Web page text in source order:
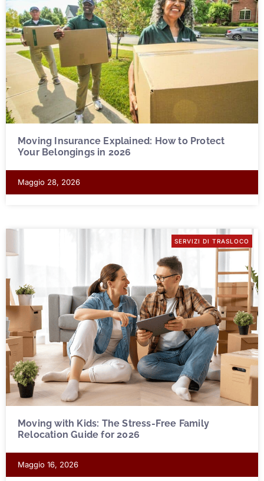
Moving Insurance Explained: How to Protect
Your Belongings in 2026
Maggio 28, 2026
SERVIZI DI TRASLOCO
Moving with Kids: The Stress-Free Family
Relocation Guide for 2026
Maggio 16, 2026